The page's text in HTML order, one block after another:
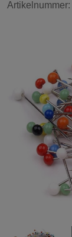
Artikelnummer: